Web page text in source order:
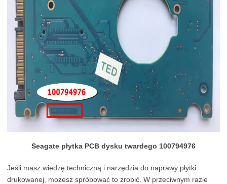
Seagate płytka PCB dysku twardego 100794976
Jeśli masz wiedzę techniczną i narzędzia do naprawy płytki
drukowanej, możesz spróbować to zrobić. W przeciwnym razie